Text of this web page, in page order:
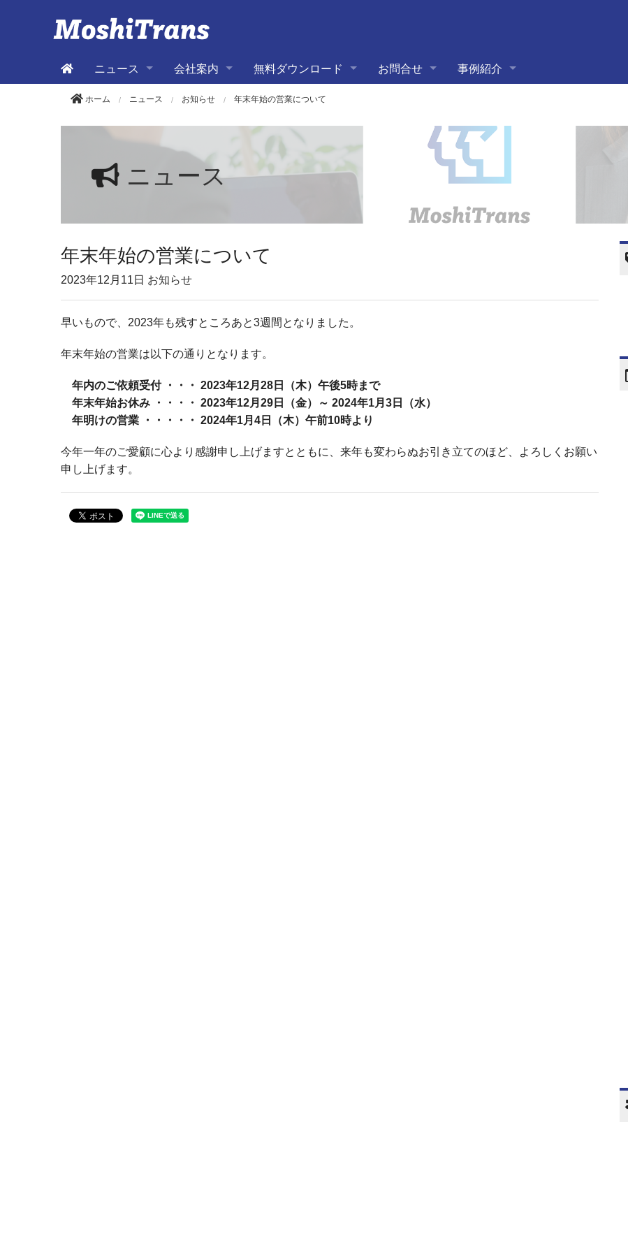
ニュース 会社案内 無料ダウンロード お問合せ 事例紹介
ホーム ニュース お知らせ 年末年始の営業について
ニュース
年末年始の営業について
2023年12月11日 お知らせ
早いもので、2023年も残すところあと3週間となりました。
年末年始の営業は以下の通りとなります。
年内のご依頼受付 ・・・ 2023年12月28日（木）午後5時まで
年末年始お休み ・・・・ 2023年12月29日（金）～ 2024年1月3日（水）
年明けの営業 ・・・・・ 2024年1月4日（木）午前10時より
今年一年のご愛顧に心より感謝申し上げますとともに、来年も変わらぬお引き立てのほど、よろしくお願い
申し上げます。